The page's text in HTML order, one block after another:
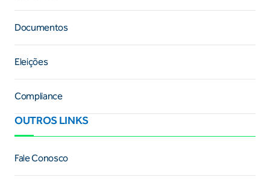
Documentos
Eleições
Compliance
OUTROS LINKS
Fale Conosco